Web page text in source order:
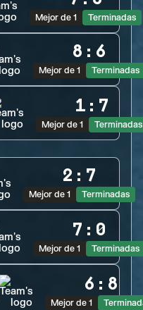
Mejor de 1 Terminadas
8 : 6
Mejor de 1 Terminadas
1 : 7
Mejor de 1 Terminadas
2 : 7
Mejor de 1 Terminadas
7 : 0
Mejor de 1 Terminadas
6 : 8
Mejor de 1